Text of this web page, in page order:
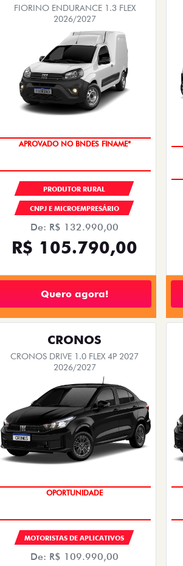
FIORINO ENDURANCE 1.3 FLEX
2026/2027
APROVADO NO BNDES FINAME*
PRODUTOR RURAL
CNPJ E MICROEMPRESÁRIO
De: R$ 132.990,00
R$ 105.790,00
Quero agora!
CRONOS
CRONOS DRIVE 1.0 FLEX 4P 2027
2026/2027
OPORTUNIDADE
MOTORISTAS DE APLICATIVOS
De: R$ 109.990,00